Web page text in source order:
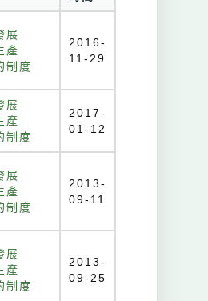
展
產
制度
2016-
11-29
展
產
制度
2017-
01-12
展
產
制度
2013-
09-11
展
產
制度
2013-
09-25